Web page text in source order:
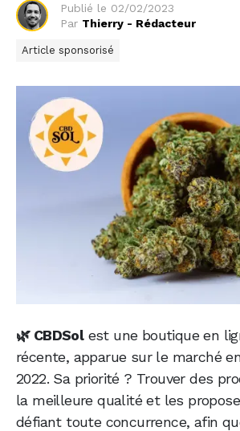
Publié le 02/02/2023
Par Thierry - Rédacteur
Article sponsorisé
🌿 CBDSolest une boutique en
récente, apparue sur le marché
2022. Sa priorité ? Trouver des
la meilleure qualité et les
défiant toute concurrence, afin